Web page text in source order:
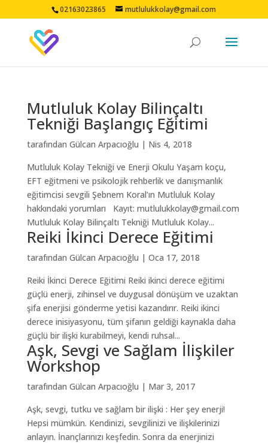
02163023865 mutlulukkolay@gmail.com
Mutluluk Kolay Bilinçaltı
Tekniği Başlangıç Eğitimi
tarafından Gülcan Arpacıoğlu | Nis 4, 2018
Mutluluk Kolay Tekniği ve Enerji Okulu Yaşam koçu,
EFT eğitmeni ve psikolojik rehberlik ve danışmanlık
eğitimcisi sevgili Şebnem Koral’ın Mutluluk Kolay
hakkındaki yorumları Kayıt: mutlulukkolay@gmail.com
Mutluluk Kolay Bilinçaltı Tekniği Mutluluk Kolay...
Reiki İkinci Derece Eğitimi
tarafından Gülcan Arpacıoğlu | Oca 17, 2018
Reiki İkinci Derece Eğitimi Reiki ikinci derece eğitimi
güçlü enerji, zihinsel ve duygusal dönüşüm ve uzaktan
şifa enerjisi gönderme yetisi kazandırır. Reiki ikinci
derece inisiyasyonu, tüm şifanın geldiği kaynakla daha
güçlü bir ilişki kurabilmeyi, kendi ruhsal...
Aşk, Sevgi ve Sağlam İlişkiler
Workshop
tarafından Gülcan Arpacıoğlu | Mar 3, 2017
Aşk, sevgi, tutku ve sağlam bir ilişki : Her şey enerji!
Hepsi mümkün. Kendinizi, sevgilinizi ve ilişkilerinizi
anlayın. İnançlarınızı keşfedin. Sonra da enerjinizi